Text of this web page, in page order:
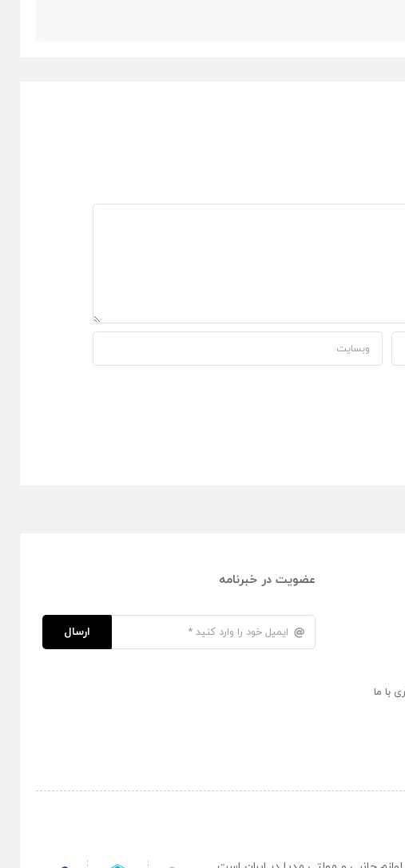
با ما
عضویت در خبرنامه
ارسال